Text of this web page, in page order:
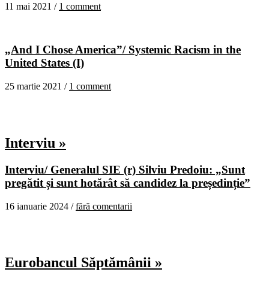
11 mai 2021 / 1 comment
„And I Chose America”/ Systemic Racism in the
United States (I)
25 martie 2021 / 1 comment
Interviu »
Interviu/ Generalul SIE (r) Silviu Predoiu: „Sunt
pregătit și sunt hotărât să candidez la președinție”
16 ianuarie 2024 /fără comentarii
Eurobancul Săptămânii »